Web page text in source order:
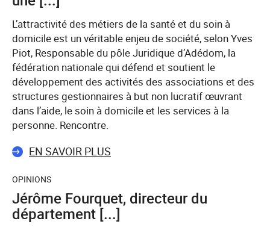
L’attractivité des métiers de la santé et du soin à
domicile est un véritable enjeu de société, selon Yves
Piot, Responsable du pôle Juridique d’Adédom, la
fédération nationale qui défend et soutient le
développement des activités des associations et des
structures gestionnaires à but non lucratif œuvrant
dans l’aide, le soin à domicile et les services à la
personne. Rencontre.
EN SAVOIR PLUS
OPINIONS
Jérôme Fourquet, directeur du
département [...]